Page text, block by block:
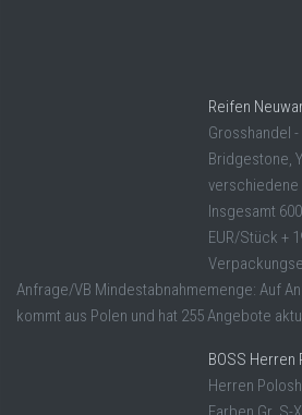
Reifen
Grosshandel
Bridgestone,
verschiedene
Insgesamt
EUR/Stück +
Anfrage/VB Mindestabnahmemenge: Auf
kommt aus Polen und hat 255 Angebote
BOSS Herren
Herren